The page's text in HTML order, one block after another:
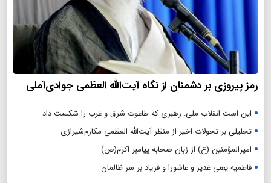
رمز پیروزی بر دشمنان از نگاه آیت‌الله العظمی جوادی‌آملی
این است انقلاب ملی: رهبری که طاغوت شرق و غرب را شکست داد
تحلیلی بر تحولات اخیر از منظر آیت‌الله العظمی مکارم‌شیرازی
امیرالمؤمنین (ع) از زبان صحابه پیامبر اکرم(ص)
فاطمیه یعنی غدیر و عاشورا و فریاد بر سر ظالمان